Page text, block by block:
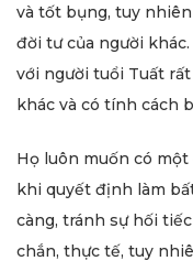
và tốt bụng, tuy
đời tư của người
với người tuổi Tuất
khác và có tính cách
Họ luôn muốn có
khi quyết định làm
càng, tránh sự hối
chắn, thực tế, tuy